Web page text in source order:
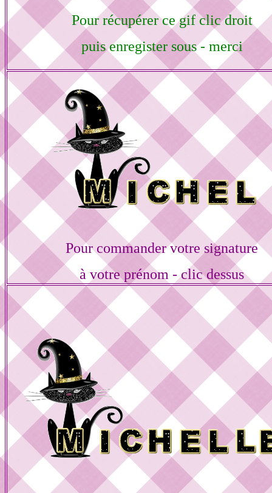
Pour récupérer ce gif clic droit
puis enregister sous - merci
Pour commander votre signature
à votre prénom - clic dessus